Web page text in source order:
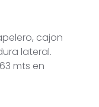
cajon
lateral.
mts en